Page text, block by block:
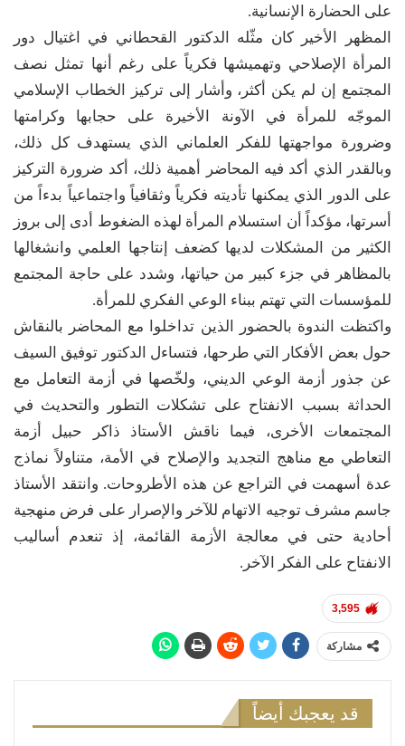
على الحضارة الإنسانية.
المظهر الأخير كان مثّله الدكتور القحطاني في اغتيال دور
المرأة الإصلاحي وتهميشها فكرياً على رغم أنها تمثل نصف
المجتمع إن لم يكن أكثر، وأشار إلى تركيز الخطاب الإسلامي
الموجّه للمرأة في الآونة الأخيرة على حجابها وكرامتها
وضرورة مواجهتها للفكر العلماني الذي يستهدف كل ذلك،
وبالقدر الذي أكد فيه المحاضر أهمية ذلك، أكد ضرورة التركيز
على الدور الذي يمكنها تأديته فكرياً وثقافياً واجتماعياً بدءاً من
أسرتها، مؤكداً أن استسلام المرأة لهذه الضغوط أدى إلى بروز
الكثير من المشكلات لديها كضعف إنتاجها العلمي وانشغالها
بالمظاهر في جزء كبير من حياتها، وشدد على حاجة المجتمع
للمؤسسات التي تهتم ببناء الوعي الفكري للمرأة.
واكتظت الندوة بالحضور الذين تداخلوا مع المحاضر بالنقاش
حول بعض الأفكار التي طرحها، فتساءل الدكتور توفيق السيف
عن جذور أزمة الوعي الديني، ولخّصها في أزمة التعامل مع
الحداثة بسبب الانفتاح على تشكلات التطور والتحديث في
المجتمعات الأخرى، فيما ناقش الأستاذ ذاكر حبيل أزمة
التعاطي مع مناهج التجديد والإصلاح في الأمة، متناولاً نماذج
عدة أسهمت في التراجع عن هذه الأطروحات. وانتقد الأستاذ
جاسم مشرف توجيه الاتهام للآخر والإصرار على فرض منهجية
أحادية حتى في معالجة الأزمة القائمة، إذ تنعدم أساليب
الانفتاح على الفكر الآخر.
3,595
مشاركة
قد يعجبك أيضاً